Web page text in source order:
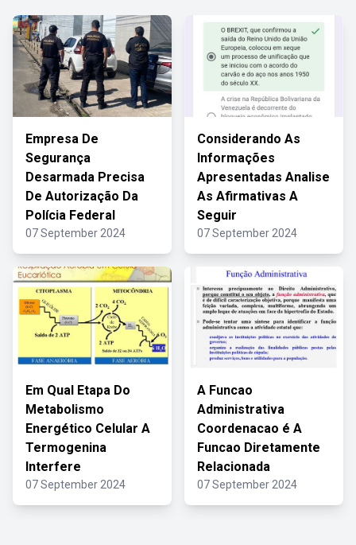
Empresa De
Segurança
Desarmada Precisa
De Autorização Da
Polícia Federal
07 September 2024
Considerando As
Informações
Apresentadas Analise
As Afirmativas A
Seguir
07 September 2024
Em Qual Etapa Do
Metabolismo
Energético Celular A
Termogenina
Interfere
07 September 2024
A Funcao
Administrativa
Coordenacao é A
Funcao Diretamente
Relacionada
07 September 2024